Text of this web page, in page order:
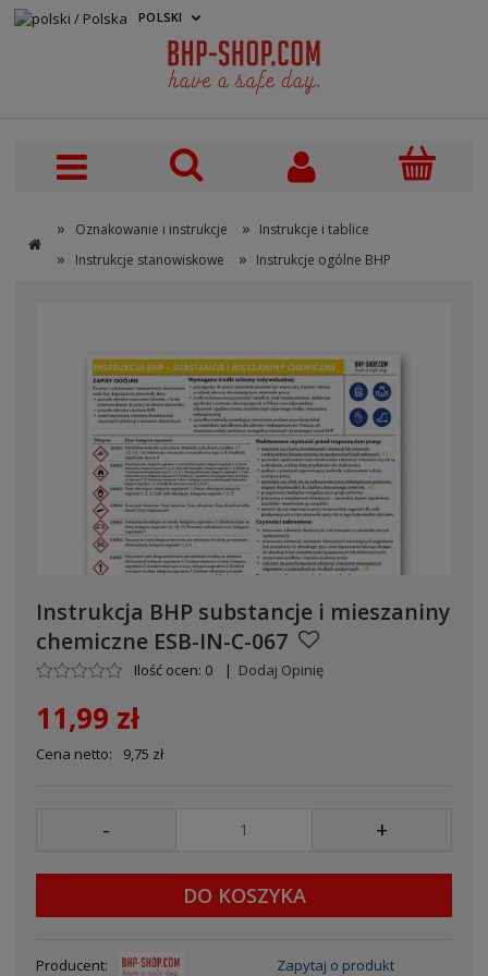
» Oznakowanie i instrukcje » Instrukcje i tablice
» Instrukcje stanowiskowe » Instrukcje ogólne BHP
POLSKI
Instrukcja BHP substancje i mieszaniny
chemiczne ESB-IN-C-067
Ilość ocen: 0 | Dodaj Opinię
11,99 zł
Cena netto: 9,75 zł
- +
DO KOSZYKA
Producent:
Zapytaj o produkt